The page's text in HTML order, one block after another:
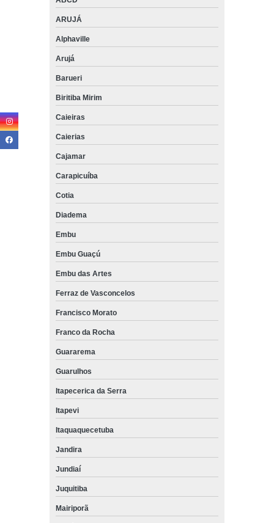
ARUJÁ
Alphaville
Arujá
Barueri
Biritiba Mirim
Caieiras
Caierias
Cajamar
Carapicuíba
Cotia
Diadema
Embu
Embu Guaçú
Embu das Artes
Ferraz de Vasconcelos
Francisco Morato
Franco da Rocha
Guararema
Guarulhos
Itapecerica da Serra
Itapevi
Itaquaquecetuba
Jandira
Jundiaí
Juquitiba
Mairiporã